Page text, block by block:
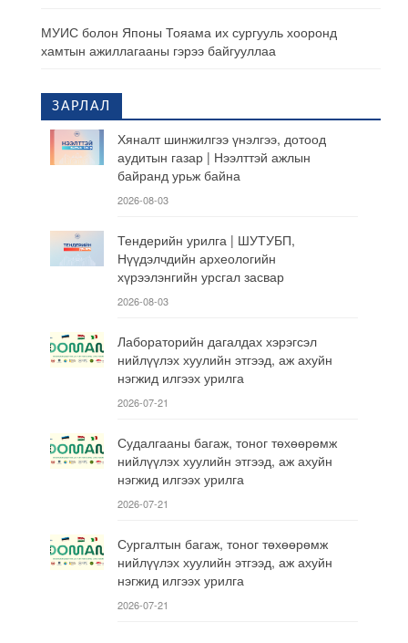
МУИС болон Японы Тояама их сургууль хооронд
хамтын ажиллагааны гэрээ байгууллаа
ЗАРЛАЛ
Хяналт шинжилгээ үнэлгээ, дотоод
аудитын газар | Нээлттэй ажлын
байранд урьж байна
2026-08-03
Тендерийн урилга | ШУТУБП,
Нүүдэлчдийн археологийн
хүрээлэнгийн урсгал засвар
2026-08-03
Лабораторийн дагалдах хэрэгсэл
нийлүүлэх хуулийн этгээд, аж ахуйн
нэгжид илгээх урилга
2026-07-21
Судалгааны багаж, тоног төхөөрөмж
нийлүүлэх хуулийн этгээд, аж ахуйн
нэгжид илгээх урилга
2026-07-21
Сургалтын багаж, тоног төхөөрөмж
нийлүүлэх хуулийн этгээд, аж ахуйн
нэгжид илгээх урилга
2026-07-21